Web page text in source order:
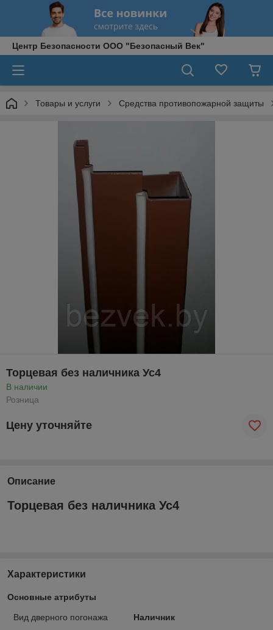
Центр Безопасности ООО "Безопасный Век"
Товары и услуги Средства противопожарной защиты
Торцевая без наличника Ус4
В наличии
Розница
Цену уточняйте
Описание
Торцевая без наличника Ус4
Характеристики
Основные атрибуты
Вид дверного погонажа Наличник